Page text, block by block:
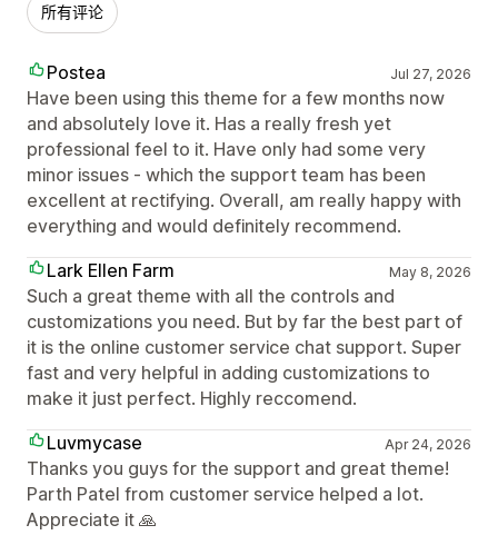
所有评论
Postea Jul 27, 2026
Have been using this theme for a few months now
and absolutely love it. Has a really fresh yet
professional feel to it. Have only had some very
minor issues - which the support team has been
excellent at rectifying. Overall, am really happy with
everything and would definitely recommend.
Lark Ellen Farm
May 8, 2026
Such a great theme with all the controls and
customizations you need. But by far the best part of
it is the online customer service chat support. Super
fast and very helpful in adding customizations to
make it just perfect. Highly reccomend.
Luvmycase
Apr 24, 2026
Thanks you guys for the support and great theme!
Parth Patel from customer service helped a lot.
Appreciate it 🙏